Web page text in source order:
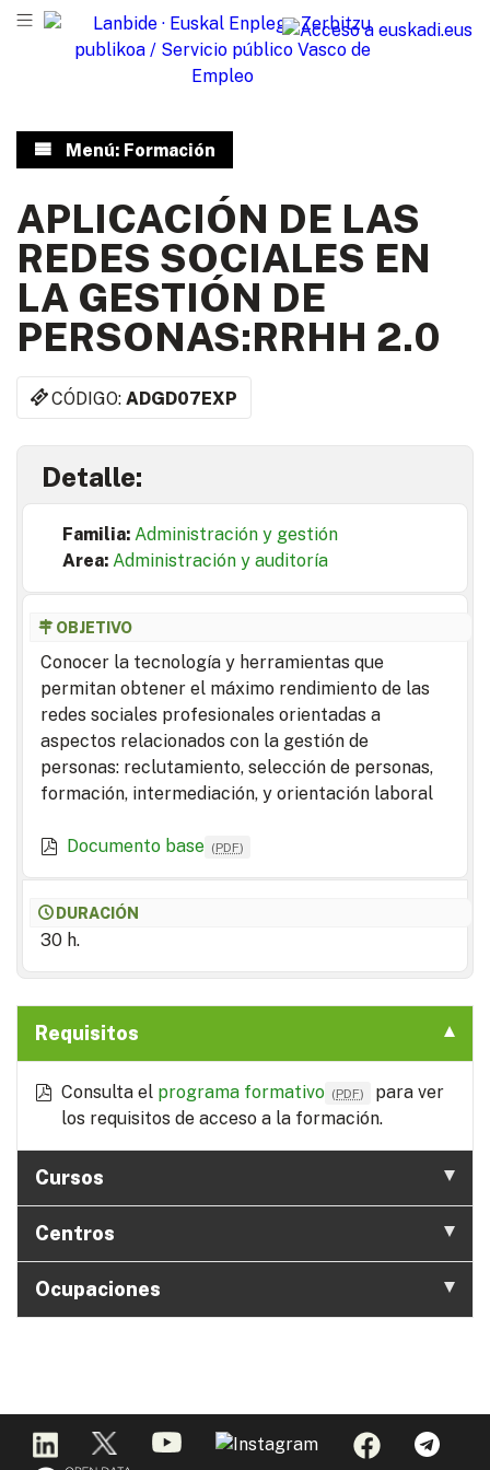
Menú: Formación
APLICACIÓN DE LAS
REDES SOCIALES EN
LA GESTIÓN DE
PERSONAS:RRHH 2.0
CÓDIGO:ADGD07EXP
Detalle:
Familia: Administración y gestión
Area: Administración y auditoría
OBJETIVO
Conocer la tecnología y herramientas que
permitan obtener el máximo rendimiento de las
redes sociales profesionales orientadas a
aspectos relacionados con la gestión de
personas: reclutamiento, selección de personas,
formación, intermediación, y orientación laboral
Documento base (PDF)
DURACIÓN
30 h.
Requisitos
Consulta el programa formativo (PDF)
para ver
los requisitos de acceso a la formación.
Cursos
Centros
Ocupaciones